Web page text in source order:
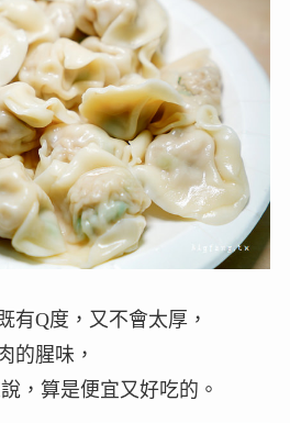
有Q度，又不會太厚，
的腥味，
，算是便宜又好吃的。